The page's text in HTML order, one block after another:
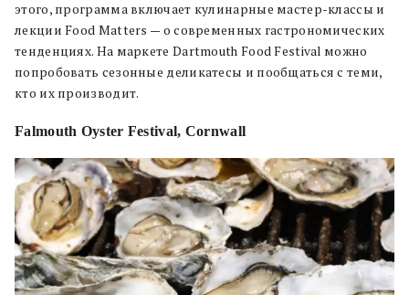
этого, программа включает кулинарные мастер-классы и
лекции Food Matters — о современных гастрономических
тенденциях. На маркете Dartmouth Food Festival можно
попробовать сезонные деликатесы и пообщаться с теми,
кто их производит.
Falmouth Oyster Festival, Cornwall